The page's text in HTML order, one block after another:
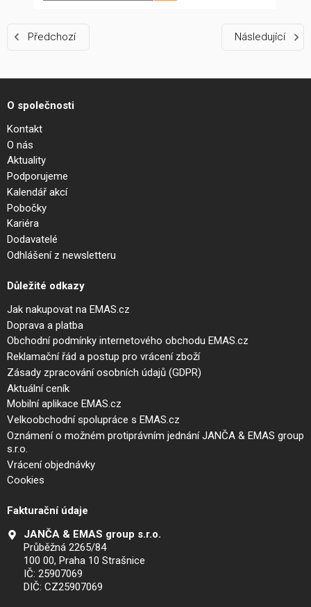
Předchozí Následující
O společnosti
Kontakt
O nás
Aktuality
Podporujeme
Kalendář akcí
Pobočky
Kariéra
Dodavatelé
Odhlášení z newsletteru
Důležité odkazy
Jak nakupovat na EMAS.cz
Doprava a platba
Obchodní podmínky internetového obchodu EMAS.cz
Reklamační řád a postup pro vrácení zboží
Zásady zpracování osobních údajů (GDPR)
Aktuální ceník
Mobilní aplikace EMAS.cz
Velkoobchodní spolupráce s EMAS.cz
Oznámení o možném protiprávním jednání JANČA & EMAS group
s.r.o.
Vrácení objednávky
Cookies
Fakturační údaje
JANČA & EMAS group s.r.o.
Průběžná 2265/84
100 00, Praha 10 Strašnice
IČ: 25907069
DIČ: CZ25907069